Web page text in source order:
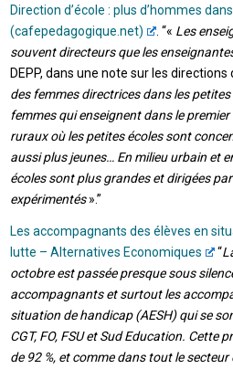
Direction d’école : plus d’hommes
(cafepedagogique.net)
. “« Les
souvent directeurs que les
DEPP, dans une note sur les directions
des femmes directrices dans les
femmes qui enseignent dans le
ruraux où les petites écoles sont
aussi plus jeunes… En milieu urbain et
écoles sont plus grandes et dirigées
expérimentés».”
Les accompagnants des élèves en
lutte – Alternatives Economiques
“
octobre est passée presque sous
accompagnants et surtout les
situation de handicap (AESH) qui se
CGT, FO, FSU et Sud Education. Cette
de 92 %, et comme dans tout le